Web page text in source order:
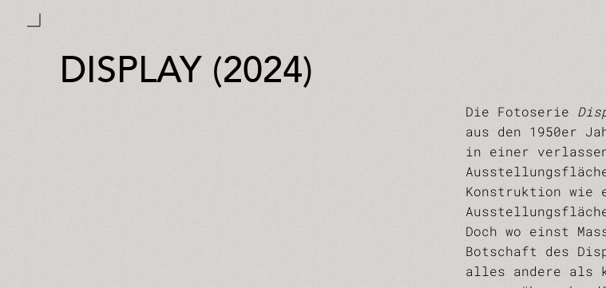
DISPLAY (2024)
Die Fotoserie
aus den 1950er
in einer
Konstruktion wie
Doch wo einst
Botschaft des
alles andere als